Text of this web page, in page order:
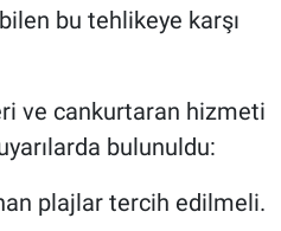
bu tehlikeye karşı
ve cankurtaran hizmeti
bulunuldu:
plajlar tercih edilmeli.